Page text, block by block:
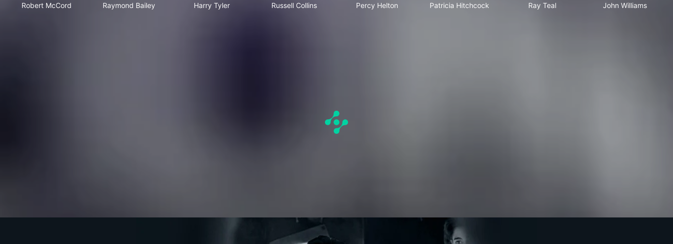
Robert McCord Raymond Bailey Harry Tyler Russell Collins Percy Helton Patricia Hitchcock Ray Teal John Williams